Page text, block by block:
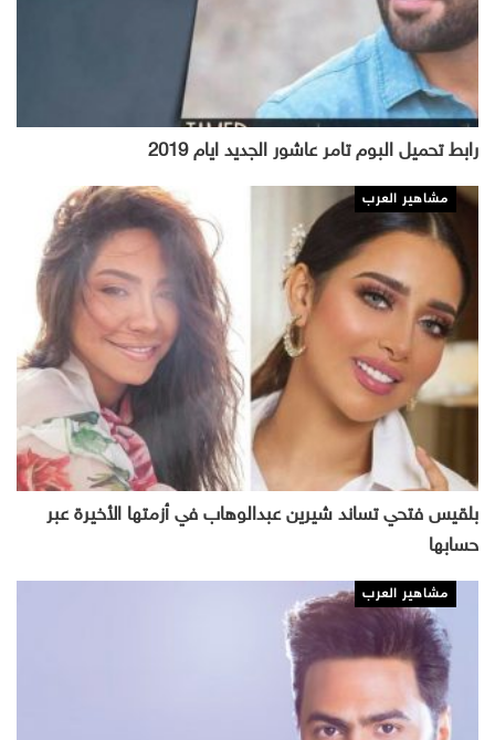
رابط تحميل البوم تامر عاشور الجديد ايام 2019
مشاهير العرب
بلقيس فتحي تساند شيرين عبدالوهاب في أزمتها الأخيرة عبر
حسابها
مشاهير العرب